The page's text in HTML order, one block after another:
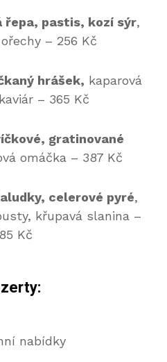
řepa, pastis, kozí sýr,
– 256 Kč
hrášek, kaparová
– 365 Kč
gratinované
omáčka – 387 Kč
celerové pyré,
křupavá slanina –
Kč
nabídky